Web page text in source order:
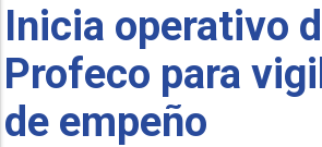
Inicia operativo
Profeco para
de empeño